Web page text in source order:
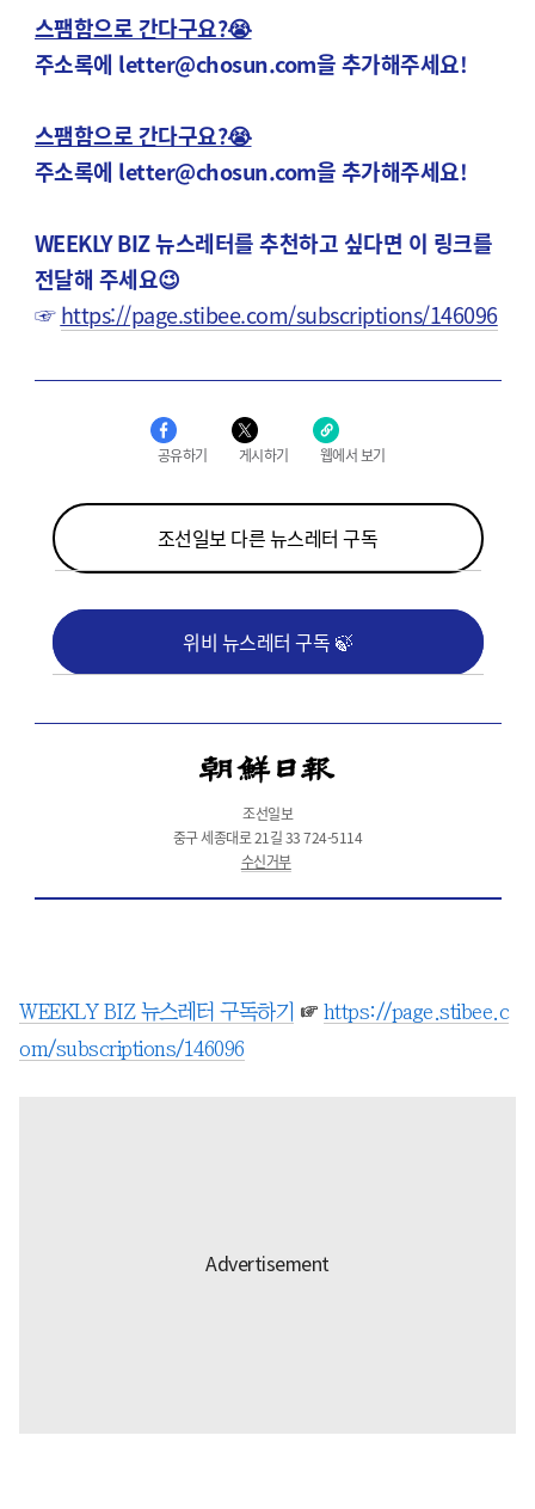
스팸함으로 간다구요?😭
주소록에 letter@chosun.com을 추가해주세요!
스팸함으로 간다구요?😭
주소록에 letter@chosun.com을 추가해주세요!
WEEKLY BIZ 뉴스레터를 추천하고 싶다면 이 링크를
전달해 주세요😉
☞ https://page.stibee.com/subscriptions/146096
공유하기 게시하기 웹에서 보기
조선일보 다른 뉴스레터 구독
위비 뉴스레터 구독 🍃
조선일보
중구 세종대로 21길 33 724-5114
수신거부
WEEKLY BIZ 뉴스레터 구독하기 ☞ https://page.stibee.c
om/subscriptions/146096